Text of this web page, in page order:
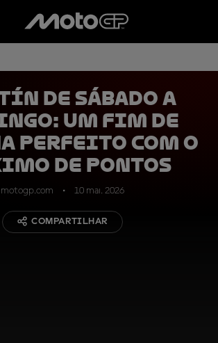
de sábado a
um fim de
perfeito com o
de pontos
motogp.com 10 mai. 2026
COMPARTILHAR